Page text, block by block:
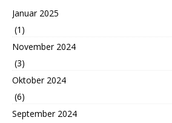
Januar 2025
(1)
November 2024
(3)
Oktober 2024
(6)
September 2024